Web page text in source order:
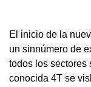
El inicio de la
un sinnúmero de
todos los sectores
conocida 4T se